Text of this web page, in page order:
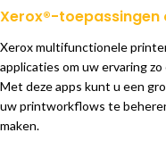
Xerox®-toepassingen
Xerox multifunctionele
applicaties om uw ervaring
Met deze apps kunt u een
uw printworkflows te
maken.